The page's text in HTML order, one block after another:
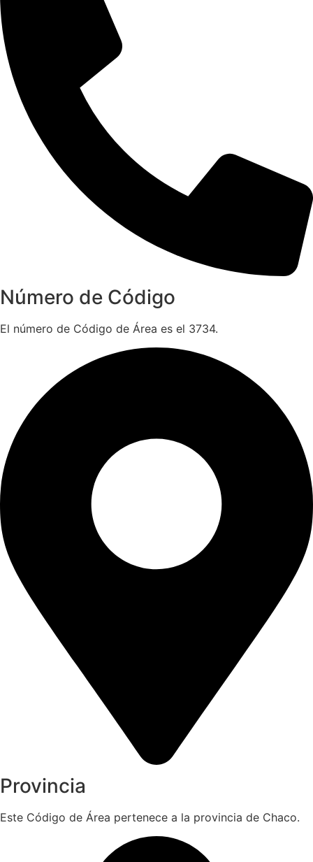
Número de Código
El número de Código de Área es el 3734.
Provincia
Este Código de Área pertenece a la provincia de Chaco.